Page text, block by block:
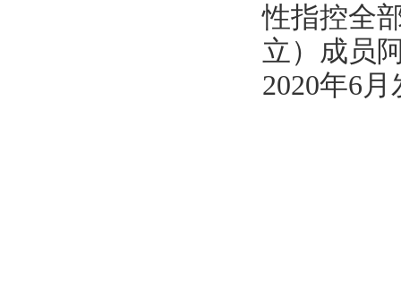
性指控全
立）成员
2020年6